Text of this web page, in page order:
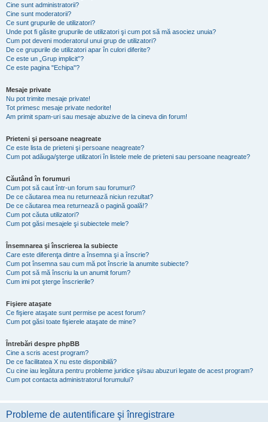
Cine sunt administratorii?
Cine sunt moderatorii?
Ce sunt grupurile de utilizatori?
Unde pot fi găsite grupurile de utilizatori şi cum pot să mă asociez unuia?
Cum pot deveni moderatorul unui grup de utilizatori?
De ce grupurile de utilizatori apar în culori diferite?
Ce este un „Grup implicit”?
Ce este pagina "Echipa"?
Mesaje private
Nu pot trimite mesaje private!
Tot primesc mesaje private nedorite!
Am primit spam-uri sau mesaje abuzive de la cineva din forum!
Prieteni şi persoane neagreate
Ce este lista de prieteni şi persoane neagreate?
Cum pot adăuga/şterge utilizatori în listele mele de prieteni sau persoane neagreate?
Căutând în forumuri
Cum pot să caut într-un forum sau forumuri?
De ce căutarea mea nu returnează niciun rezultat?
De ce căutarea mea returnează o pagină goală!?
Cum pot căuta utilizatori?
Cum pot găsi mesajele şi subiectele mele?
Însemnarea şi înscrierea la subiecte
Care este diferenţa dintre a însemna şi a înscrie?
Cum pot însemna sau cum mă pot înscrie la anumite subiecte?
Cum pot să mă înscriu la un anumit forum?
Cum imi pot şterge înscrierile?
Fişiere ataşate
Ce fişiere ataşate sunt permise pe acest forum?
Cum pot găsi toate fişierele ataşate de mine?
Întrebări despre phpBB
Cine a scris acest program?
De ce facilitatea X nu este disponibilă?
Cu cine iau legătura pentru probleme juridice şi/sau abuzuri legate de acest program?
Cum pot contacta administratorul forumului?
Probleme de autentificare şi înregistrare